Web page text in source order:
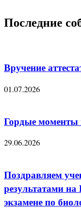
Последние
Вручение
01.07.2026
Гордые моменты
29.06.2026
Поздравляем
результатами
экзамене по